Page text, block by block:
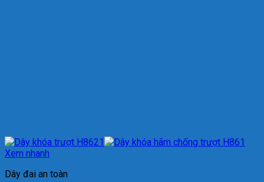
Xem nhanh
Dây đai an toàn